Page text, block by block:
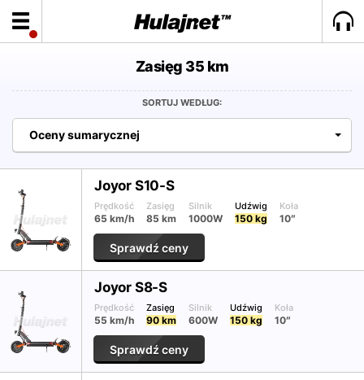
Zasięg 35 km
SORTUJ WEDŁUG:
Oceny sumarycznej
Joyor S10-S
Prędkość
65 km/h
Zasięg
85 km
Silnik
1000W
Udźwig
150 kg
Koła
10″
Sprawdź ceny
Joyor S8-S
Prędkość
55 km/h
Zasięg
90 km
Silnik
600W
Udźwig
150 kg
Koła
10″
Sprawdź ceny